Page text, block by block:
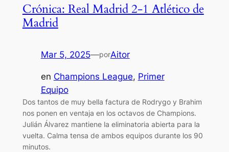
Crónica: Real Madrid 2-1 Atlético de
Madrid
Mar 5, 2025—porAitor
en Champions League, Primer
Equipo
Dos tantos de muy bella factura de Rodrygo y Brahim
nos ponen en ventaja en los octavos de Champions.
Julián Álvarez mantiene la eliminatoria abierta para la
vuelta. Calma tensa de ambos equipos durante los 90
minutos.